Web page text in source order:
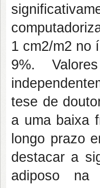
1 cm2/m2 no
9%.
tese de
a uma baixa
longo prazo
destacar a
adiposo na